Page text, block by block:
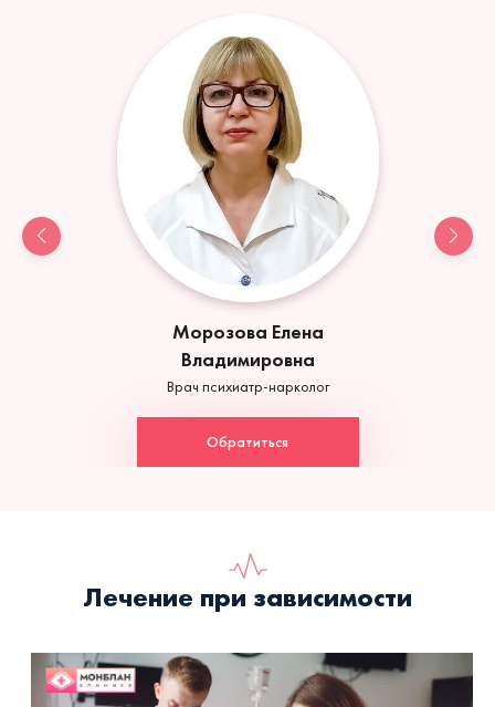
Морозова Елена
Владимировна
Врач психиатр-нарколог
Обратиться
Лечение при зависимости